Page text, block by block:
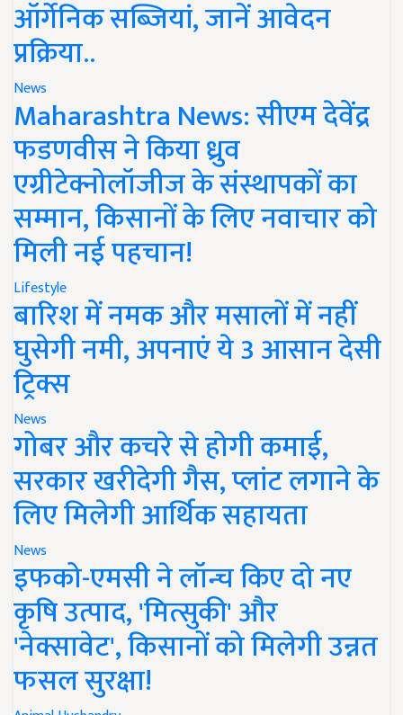
ऑर्गेनिक सब्जियां, जानें आवेदन
प्रक्रिया..
News
Maharashtra News: सीएम देवेंद्र
फडणवीस ने किया ध्रुव
एग्रीटेक्नोलॉजीज के संस्थापकों का
सम्मान, किसानों के लिए नवाचार को
मिली नई पहचान!
Lifestyle
बारिश में नमक और मसालों में नहीं
घुसेगी नमी, अपनाएं ये 3 आसान देसी
ट्रिक्स
News
गोबर और कचरे से होगी कमाई,
सरकार खरीदेगी गैस, प्लांट लगाने के
लिए मिलेगी आर्थिक सहायता
News
इफको-एमसी ने लॉन्च किए दो नए
कृषि उत्पाद, 'मित्सुकी' और
'नेक्सावेट', किसानों को मिलेगी उन्नत
फसल सुरक्षा!